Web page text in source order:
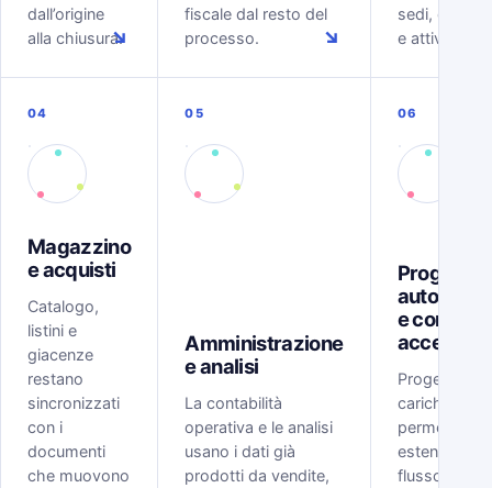
dall’origine
alla chiusura.
↘
fiscale dal resto del
processo.
↘
sedi,
e attività.
04
Magazzino
e acquisti
Catalogo,
listini e
giacenze
restano
sincronizzati
con i
documenti
che muovono
05
Amministrazione
e analisi
La contabilità
operativa e le analisi
usano i dati già
prodotti da vendite,
06
Progetti,
e
accessi
Progetti,
carichi,
permessi
estendono il
flusso ERP